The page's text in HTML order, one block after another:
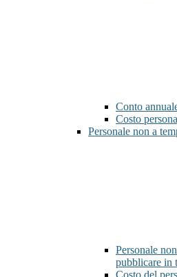
Conto
Costo
Personale non a
Personale
pubblicare in